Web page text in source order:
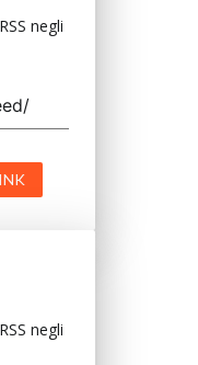
negli
negli